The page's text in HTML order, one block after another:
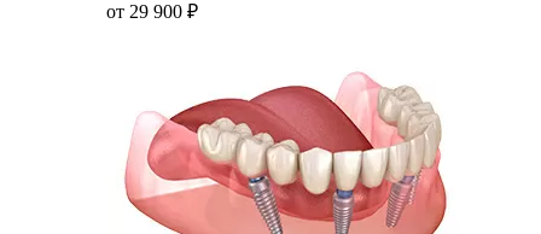
от 29 900 ₽